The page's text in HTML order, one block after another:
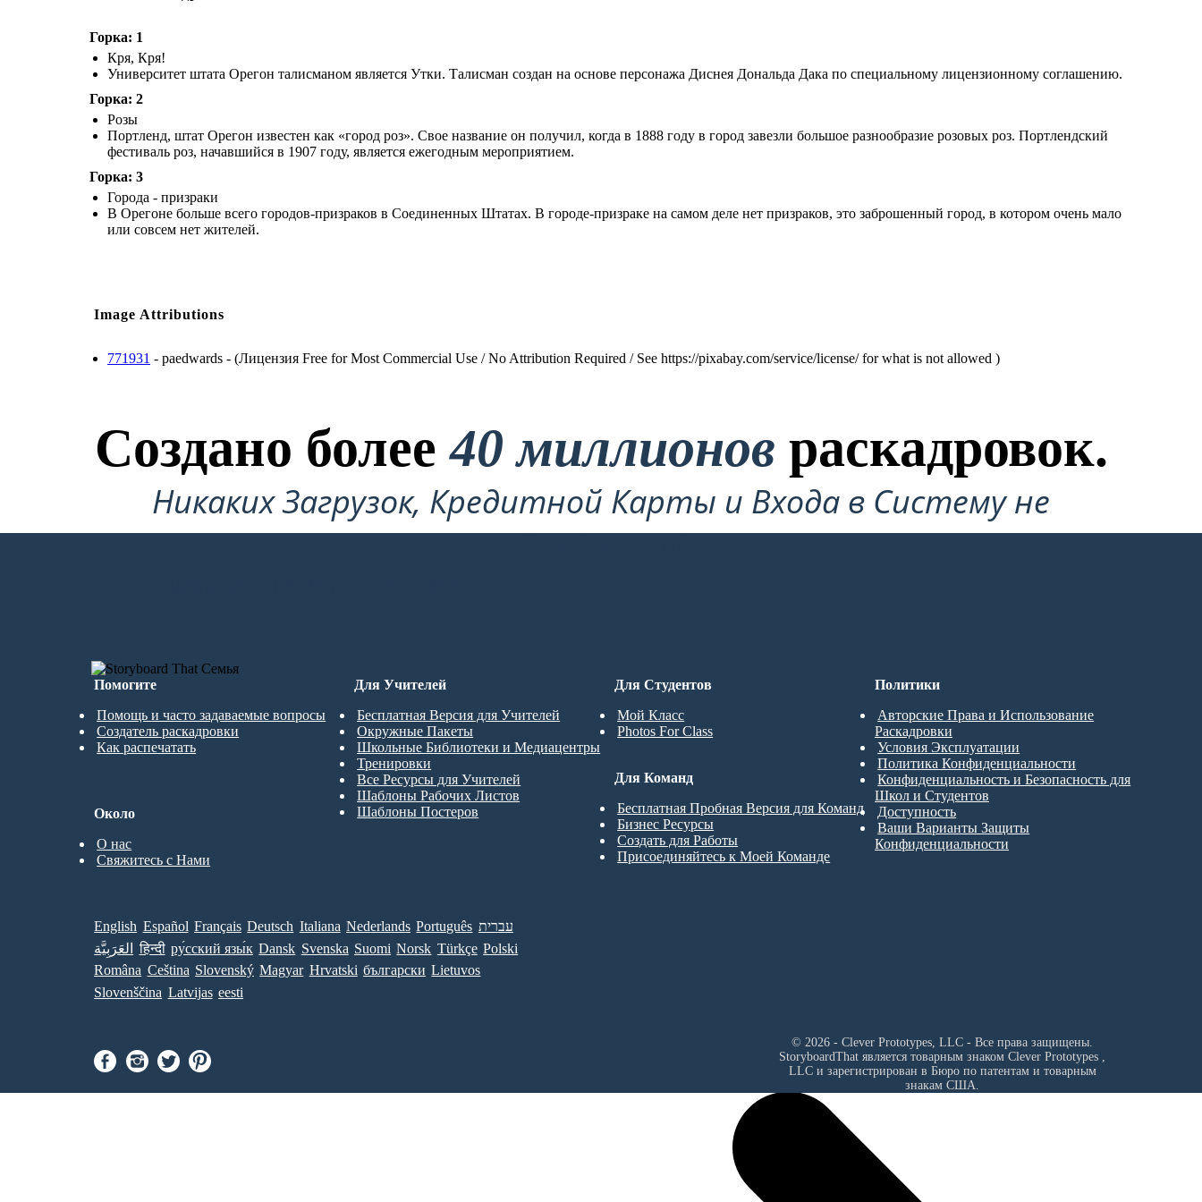
Горка: 1
Кря, Кря!
Университет штата Орегон талисманом является Утки. Талисман создан на основе персонажа Диснея Дональда Дака по специальному лицензионному соглашению.
Горка: 2
Розы
Портленд, штат Орегон известен как «город роз». Свое название он получил, когда в 1888 году в город завезли большое разнообразие розовых роз. Портлендский
фестиваль роз, начавшийся в 1907 году, является ежегодным мероприятием.
Горка: 3
Города - призраки
В Орегоне больше всего городов-призраков в Соединенных Штатах. В городе-призраке на самом деле нет призраков, это заброшенный город, в котором очень мало
или совсем нет жителей.
Image Attributions
771931 - paedwards - (Лицензия Free for Most Commercial Use / No Attribution Required / See https://pixabay.com/service/license/ for what is not allowed )
Создано более40 миллионов раскадровок.
Никаких Загрузок, Кредитной Карты и Входа в Систему не
Требуется!
Помогите
Помощь и часто задаваемые вопросы
Создатель раскадровки
Как распечатать
Для Студентов
Мой Класс
Photos For Class
Для Учителей
Бесплатная Версия для Учителей
Окружные Пакеты
Школьные Библиотеки и Медиацентры
Тренировки
Все Ресурсы для Учителей
Шаблоны Рабочих Листов
Шаблоны Постеров
Для Команд
Бесплатная Пробная Версия для Команд
Бизнес Ресурсы
Создать для Работы
Присоединяйтесь к Моей Команде
Около
О нас
Свяжитесь с Нами
Политики
Авторские Права и Использование
Раскадровки
Условия Эксплуатации
Политика Конфиденциальности
Конфиденциальность и Безопасность для
Школ и Студентов
Доступность
Ваши Варианты Защиты
Конфиденциальности
English Español Français Deutsch Italiana Nederlands Português עברית
العَرَبِيَّة
हिन्दी ру́сский язы́к Dansk Svenska Suomi Norsk Türkçe Polski
Româna Ceština Slovenský Magyar Hrvatski български Lietuvos
Slovenščina Latvijas eesti
© 2026 - Clever Prototypes, LLC - Все права защищены.
StoryboardThat является товарным знаком Clever Prototypes ,
LLCи зарегистрирован в Бюро по патентам и товарным
знакам США.